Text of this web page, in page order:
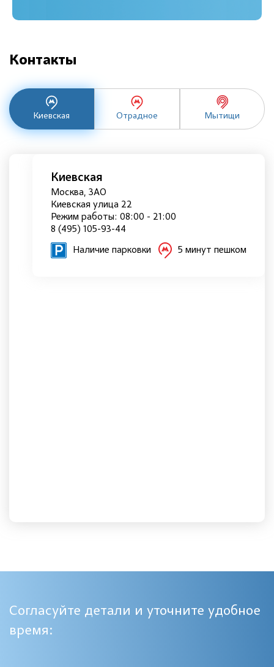
Контакты
Киевская Отрадное Мытищи
Киевская
Москва, ЗАО
Киевская улица 22
Режим работы: 08:00 - 21:00
8 (495) 105-93-44
Наличие парковки 5 минут пешком
Согласуйте детали и уточните удобное
время: